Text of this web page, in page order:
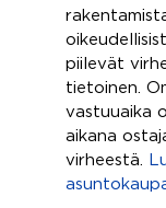
piilevät
tietoinen.
vastuuaika
aikana
virheestä.